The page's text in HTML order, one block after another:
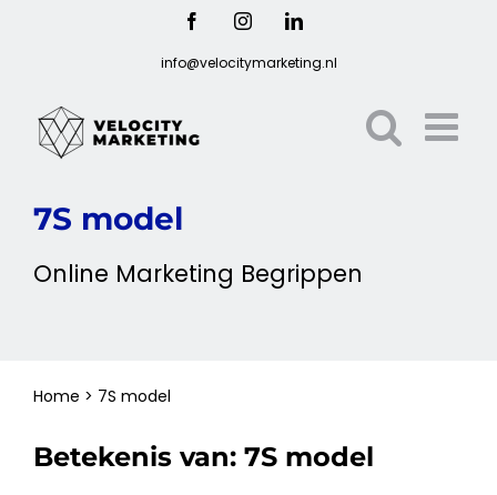
FacebookInstagramLinkedIn
info@velocitymarketing.nl
7S model
Online Marketing Begrippen
Home > 7S model
Betekenis van: 7S model